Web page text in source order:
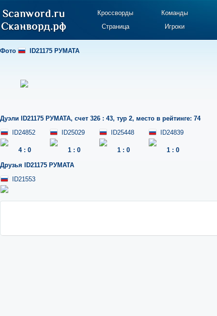
Кроссворды
Команды
Страница
Игроки
Фото ID21175 РУМАТА
Дуэли ID21175 РУМАТА, счет 326 : 43, тур 2, место в рейтинге: 74
ID24852
4: 0
ID25029
1 : 0
ID25448
1 : 0
ID24839
1 : 0
Друзья
ID21175 РУМАТА
ID21553